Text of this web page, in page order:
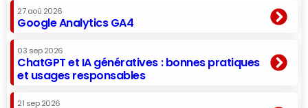
27 aoû 2026
Google Analytics GA4
03 sep 2026
ChatGPT et IA génératives : bonnes pratiques
et usages responsables
21 sep 2026